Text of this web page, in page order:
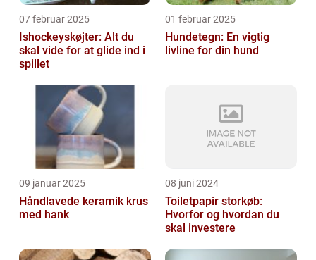
07 februar 2025
Ishockeyskøjter: Alt du
skal vide for at glide ind i
spillet
01 februar 2025
Hundetegn: En vigtig
livline for din hund
09 januar 2025
Håndlavede keramik krus
med hank
08 juni 2024
Toiletpapir storkøb:
Hvorfor og hvordan du
skal investere